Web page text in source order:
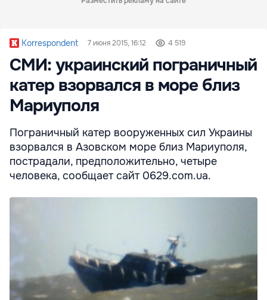
Korrespondent 7 июня 2015, 16:12 4 519
СМИ: украинский пограничный
катер взорвался в море близ
Мариуполя
Пограничный катер вооруженных сил Украины
взорвался в Азовском море близ Мариуполя,
пострадали, предположительно, четыре
человека, сообщает сайт 0629.com.ua.